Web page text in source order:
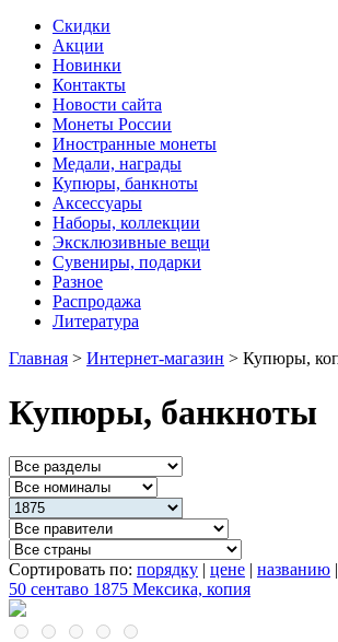
Скидки
Акции
Новинки
Контакты
Новости сайта
Монеты России
Иностранные монеты
Медали, награды
Купюры, банкноты
Аксессуары
Наборы, коллекции
Эксклюзивные вещи
Сувениры, подарки
Разное
Распродажа
Литература
Главная > Интернет-магазин > Купюры,
Купюры, банкноты
Сортировать по: порядку | цене | названию |
50 сентаво 1875 Мексика, копия